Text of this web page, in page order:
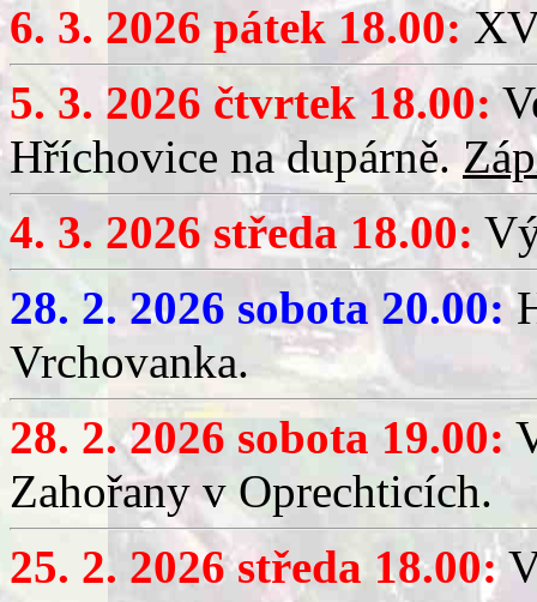
6. 3. 2026 pátek 18.00:
5. 3. 2026 čtvrtek 18.00:
Hříchovice na dupárně.
4. 3. 2026 středa 18.00:
28. 2. 2026 sobota 20.00:
Vrchovanka.
28. 2. 2026 sobota 19.00:
Zahořany v Oprechticích.
25. 2. 2026 středa 18.00: